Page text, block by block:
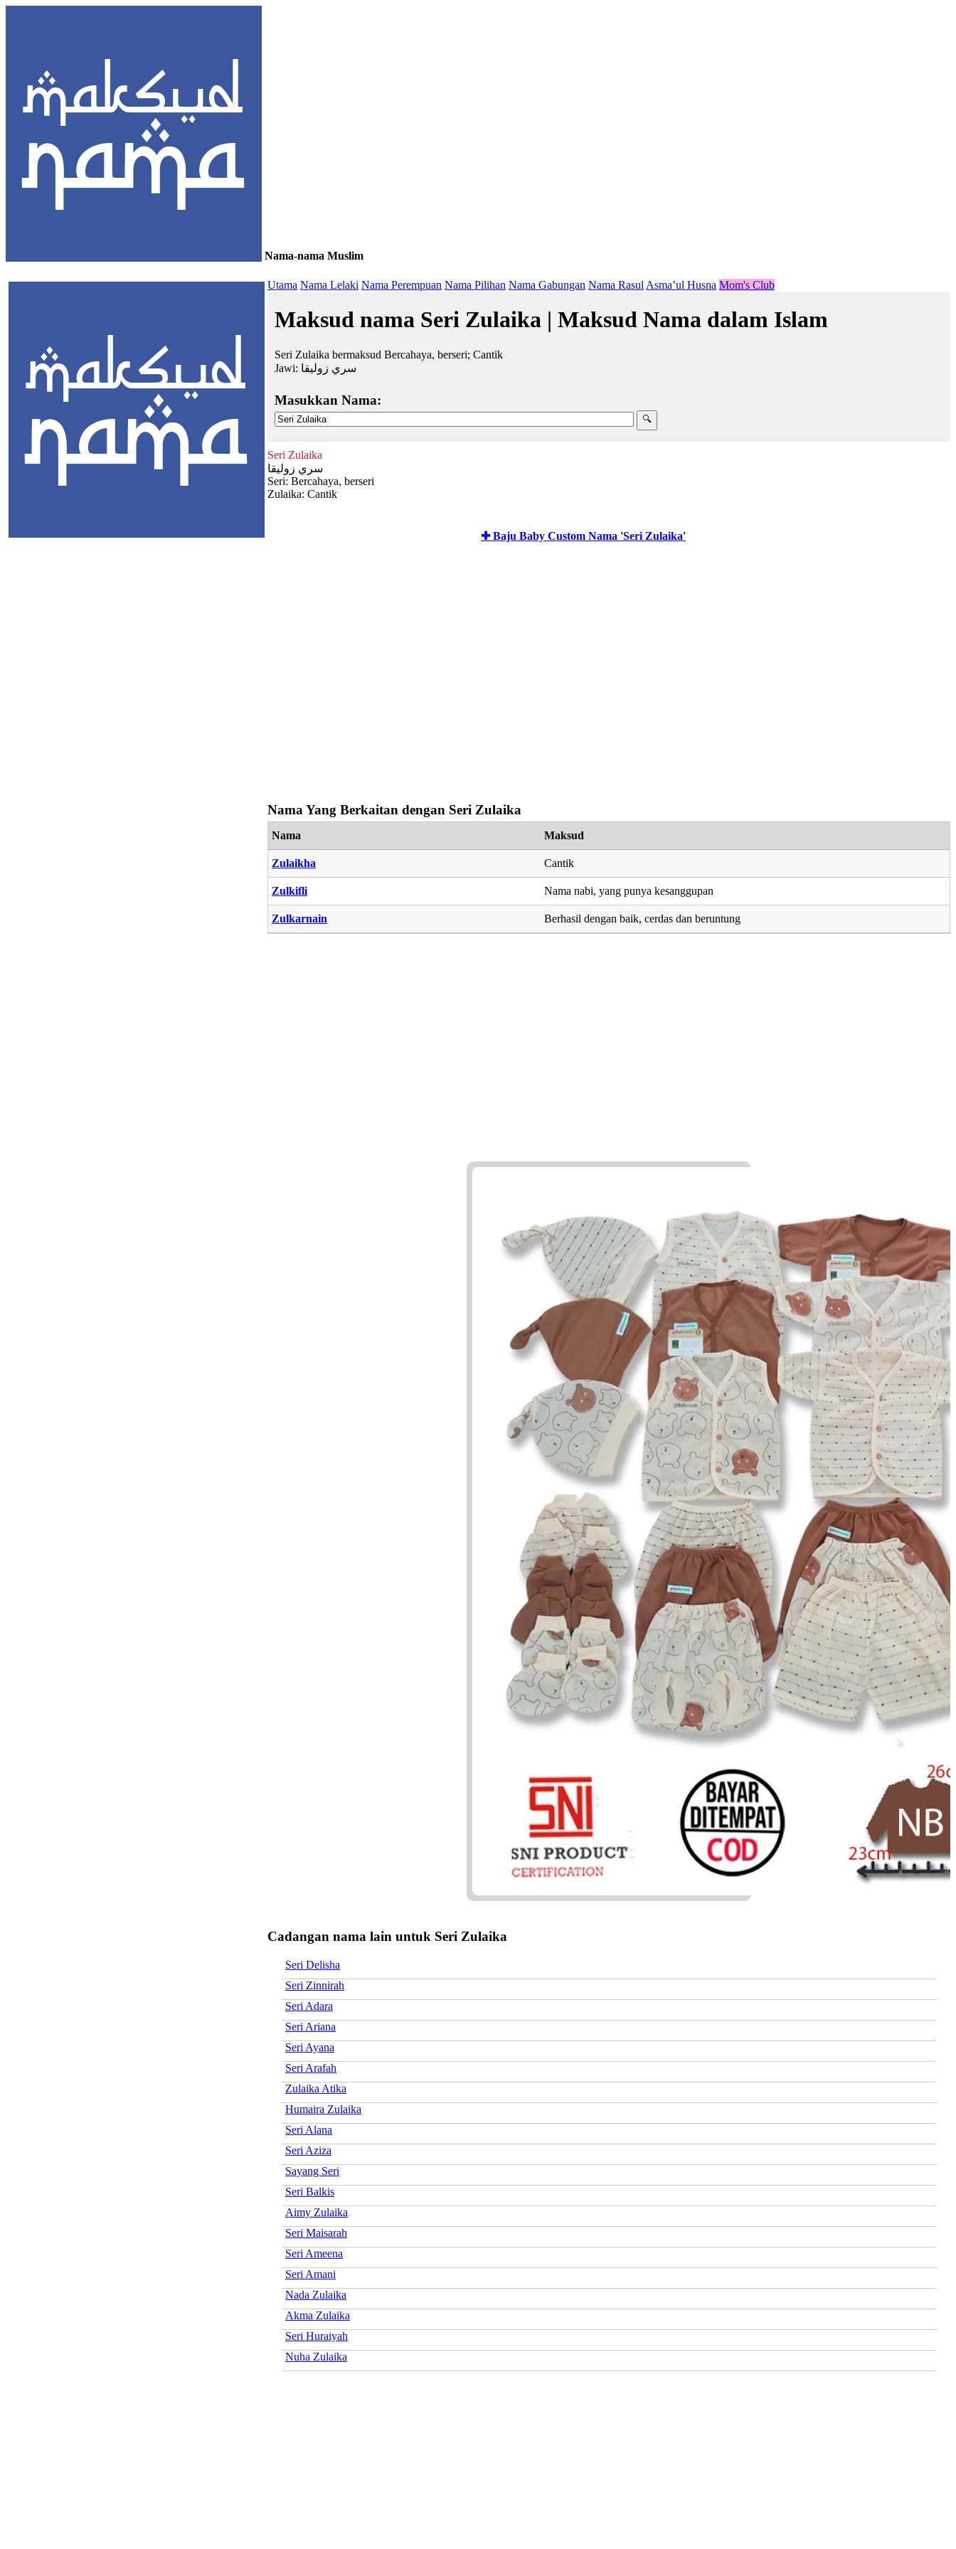
Nama-nama Muslim
Utama Nama Lelaki Nama Perempuan Nama Pilihan Nama Gabungan Nama Rasul Asma’ul Husna Mom's Club
Maksud nama Seri Zulaika | Maksud Nama dalam Islam
Seri Zulaika bermaksud Bercahaya, berseri; Cantik
Jawi: سري زوليقا
Masukkan Nama:
Seri Zulaika
سري زوليقا
Seri: Bercahaya, berseri
Zulaika: Cantik
✚ Baju Baby Custom Nama 'Seri Zulaika'
Nama Yang Berkaitan dengan Seri Zulaika
Nama Maksud
Zulaikha Cantik
Zulkifli Nama nabi, yang punya kesanggupan
Zulkarnain Berhasil dengan baik, cerdas dan beruntung
Cadangan nama lain untuk Seri Zulaika
Seri Delisha
Seri Zinnirah
Seri Adara
Seri Ariana
Seri Ayana
Seri Arafah
Zulaika Atika
Humaira Zulaika
Seri Alana
Seri Aziza
Sayang Seri
Seri Balkis
Aimy Zulaika
Seri Maisarah
Seri Ameena
Seri Amani
Nada Zulaika
Akma Zulaika
Seri Huraiyah
Nuha Zulaika